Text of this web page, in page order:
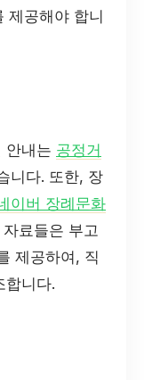
제공해야 합니
안내는 공정거
니다. 또한, 장
이버 장례문화
료들은 부고
제공하여, 직
합니다.